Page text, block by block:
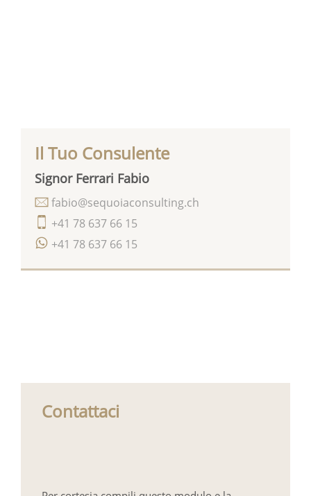
Il Tuo Consulente
Signor Ferrari Fabio
+41 78 637 66 15
+41 78 637 66 15
fabio@sequoiaconsulting.ch
Contattaci